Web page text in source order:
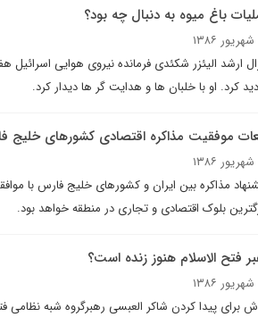
باغ ميوه به دنبال چه بود؟
ارشد اليئزر شکئدى فرمانده نيروى هوايى
کرد. او با خلبان ها و هدایت گر ها دیدار کرد.
موفقیت مذاکره اقتصادى کشورهاى خليج
مذاکره بین ایران و کشورهای خلیج فارس با
بلوک اقتصادی و تجاری در منطقه خواهد بود.
فتح الاسلام هنوز زنده است؟
براى پيدا کردن شاکر العبسى رهبرگروه شبه نظامى